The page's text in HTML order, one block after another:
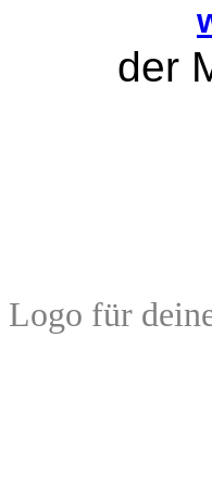
aber
Logo für